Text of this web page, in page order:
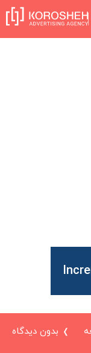
بدون دیدگاه